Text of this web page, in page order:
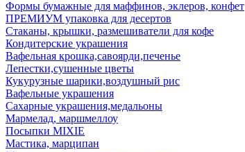
Формы бумажные для маффинов, эклеров, конфет
ПРЕМИУМ упаковка для десертов
Стаканы, крышки, размешиватели для кофе
Кондитерские украшения
Вафельная крошка,савоярди,печенье
Лепестки,сушенные цветы
Кукурузные шарики,воздушный рис
Вафельные украшения
Сахарные украшения,медальоны
Мармелад, маршмеллоу
Посыпки MIXIE
Мастика, марципан